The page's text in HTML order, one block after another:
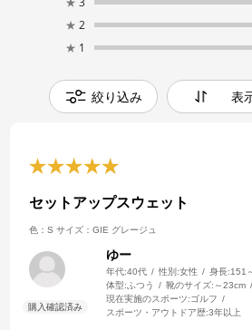
★ 2
★ 1
絞り込み 表
セットアップスウェット
色：S サイズ：GIE グレージュ
ゆー
年代:40代 性別:女性 身長:151
体型: ふつう 靴のサイズ: ～23cm
現在実施のスポーツ:ゴルフ
スポーツ・アウトドア歴:3年以上